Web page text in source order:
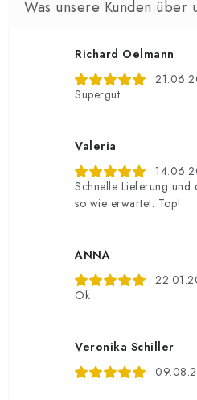
Richard Oelmann
Supergut
Valeria
Schnelle Lieferung und
so wie erwartet. Top!
ANNA
Ok
Veronika Schiller